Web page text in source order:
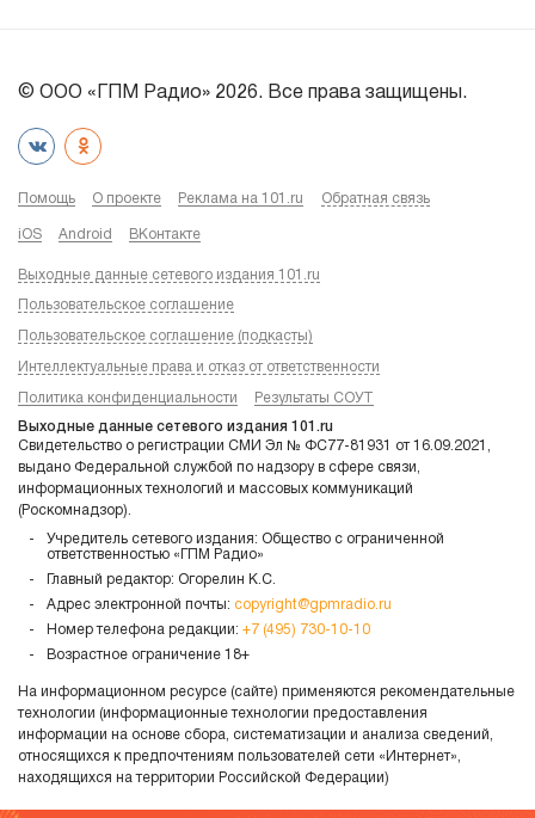
© ООО «ГПМ Радио» 2026. Все права защищены.
Помощь О проекте Реклама на 101.ru Обратная связь
iOS Android ВКонтакте
Выходные данные сетевого издания 101.ru
Пользовательское соглашение
Пользовательское соглашение (подкасты)
Интеллектуальные права и отказ от ответственности
Политика конфиденциальности Результаты СОУТ
Выходные данные сетевого издания 101.ru
Свидетельство о регистрации СМИ Эл № ФС77-81931 от 16.09.2021,
выдано Федеральной службой по надзору в сфере связи,
информационных технологий и массовых коммуникаций
(Роскомнадзор).
Учредитель сетевого издания: Общество с ограниченной
ответственностью «ГПМ Радио»
Главный редактор: Огорелин К.С.
Адрес электронной почты: copyright@gpmradio.ru
Номер телефона редакции: +7 (495) 730-10-10
Возрастное ограничение 18+
На информационном ресурсе (сайте) применяются рекомендательные
технологии (информационные технологии предоставления
информации на основе сбора, систематизации и анализа сведений,
относящихся к предпочтениям пользователей сети «Интернет»,
находящихся на территории Российской Федерации)